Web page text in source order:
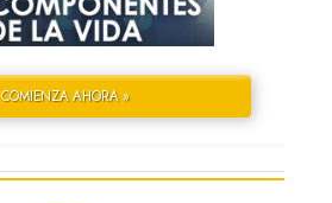
COMIENZA AHORA »